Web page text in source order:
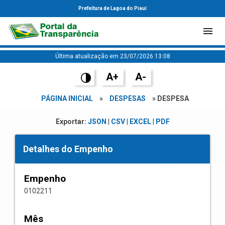
Prefeitura de Lagoa do Piauí
Última atualização em 23/07/2026 13:08
A+ A-
PÁGINA INICIAL » DESPESAS » DESPESA
Exportar: JSON CSV| EXCEL| PDF
Detalhes do Empenho
Empenho
0102211
Mês